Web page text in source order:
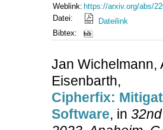
Weblink: https://arxiv.org/abs/
Datei:
Dateilink
Bibtex:
Jan Wichelmann,
Eisenbarth,
Cipherfix:
Software, in